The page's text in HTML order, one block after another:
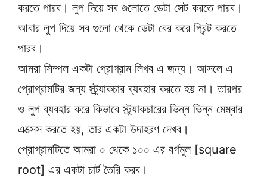
করতে পারব। লুপ দিয়ে সব গুলোতে ডেটা সেট করতে পারব।
আবার লুপ দিয়ে সব গুলো থেকে ডেটা বের করে প্রিন্ট করতে
পারব।
আমরা সিম্পল একটা প্রোগ্রাম লিখব এ জন্য। আসলে এ
প্রোগ্রামটির জন্য স্ট্র্যাকচার ব্যবহার করতে হয় না। তারপর
ও লুপ ব্যবহার করে কিভাবে স্ট্র্যাকচারের ভিন্ন ভিন্ন মেম্বার
এক্সেস করতে হয়, তার একটা উদাহরণ দেখব।
প্রোগ্রামটিতে আমরা ০ থেকে ১০০ এর বর্গমুল [square
root] এর একটা চার্ট তৈরি করব।